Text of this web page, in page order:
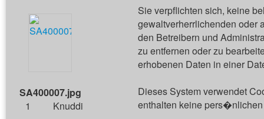
SA400007.jpg
1
Knuddi
Sie verpflichten sich, keine
gewaltverherrlichenden oder
den Betreibern und
zu entfernen oder zu
erhobenen Daten in einer
Dieses System verwendet
enthalten keine